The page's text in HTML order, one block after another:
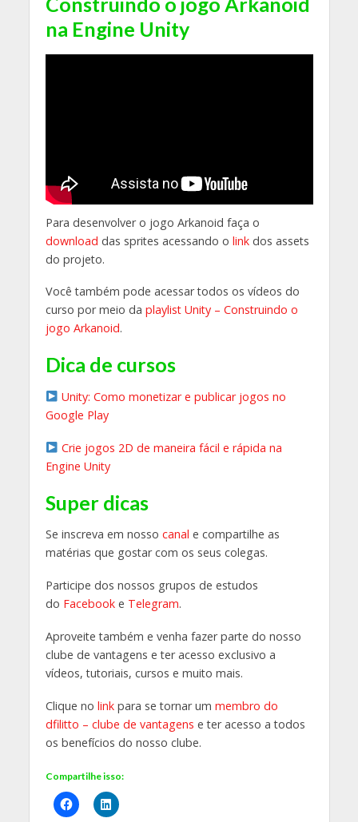
na Engine Unity
Para desenvolver o jogo Arkanoid faça o
download das sprites acessando o linkdos assets
do projeto.
Você também pode acessar todos os vídeos do
curso por meio da playlist Unity – Construindo o
jogo Arkanoid.
Dica de cursos
Unity: Como monetizar e publicar jogos no
Google Play
Crie jogos 2D de maneira fácil e rápida na
Engine Unity
Super dicas
Se inscreva em nosso canal e compartilhe as
matérias que gostar com os seus colegas.
Participe dos nossos grupos de estudos
do Facebooke Telegram.
Aproveite também e venha fazer parte do nosso
clube de vantagens e ter acesso exclusivo a
vídeos, tutoriais, cursos e muito mais.
Clique no linkpara se tornar um membro do
dfilitto – clube de vantagens e ter acesso a todos
os benefícios do nosso clube.
Compartilhe isso: